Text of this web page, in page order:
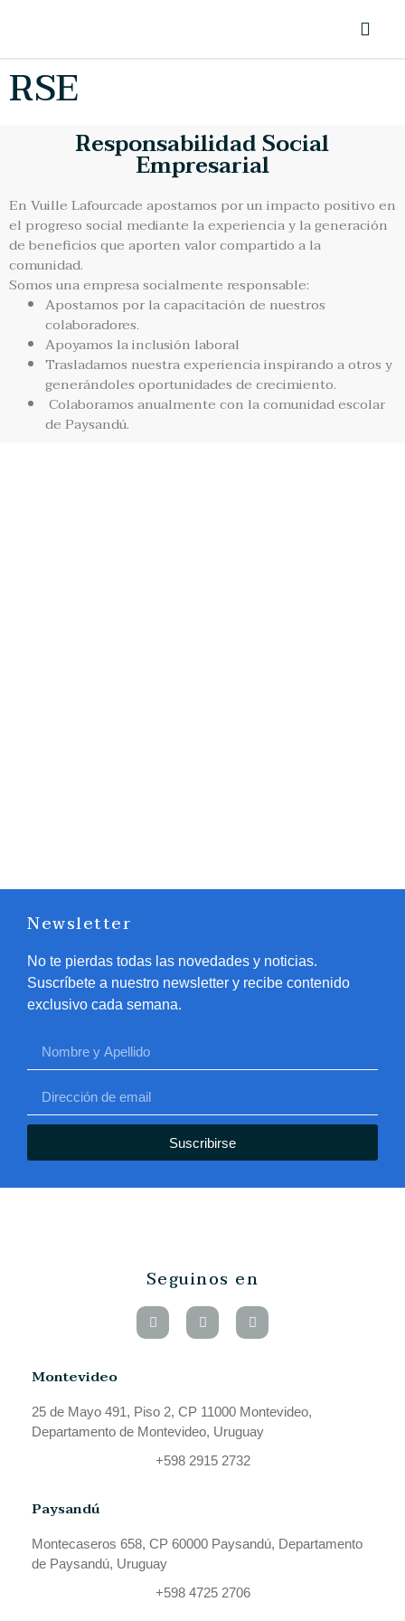
RSE
Responsabilidad Social
Empresarial
En Vuille Lafourcade apostamos por un impacto positivo en
el progreso social mediante la experiencia y la generación
de beneficios que aporten valor compartido a la
comunidad.
Somos una empresa socialmente responsable:
Apostamos por la capacitación de nuestros
colaboradores.
Apoyamos la inclusión laboral
Trasladamos nuestra experiencia inspirando a otros y
generándoles oportunidades de crecimiento.
Colaboramos anualmente con la comunidad escolar
de Paysandú.
Newsletter
No te pierdas todas las novedades y noticias.
Suscríbete a nuestro newsletter y recibe contenido
exclusivo cada semana.
Suscribirse
Seguinos en
Montevideo
25 de Mayo 491, Piso 2, CP 11000 Montevideo,
Departamento de Montevideo, Uruguay
+598 2915 2732
Paysandú
Montecaseros 658, CP 60000 Paysandú, Departamento
de Paysandú, Uruguay
+598 4725 2706